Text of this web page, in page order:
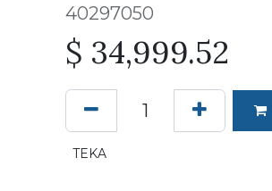
40297050
$ 34,999.52
TEKA